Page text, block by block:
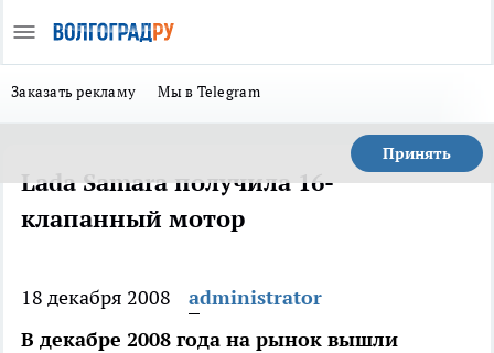
Заказать рекламу Мы в Telegram
Принять
Lada Samara получила 16-
клапанный мотор
18 декабря 2008
administrator
В декабре 2008 года на рынок вышли